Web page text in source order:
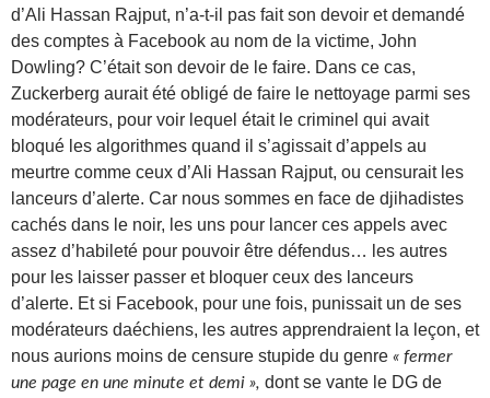
d’Ali Hassan Rajput, n’a-t-il pas fait son devoir et demandé
des comptes à Facebook au nom de la victime, John
Dowling? C’était son devoir de le faire. Dans ce cas,
Zuckerberg aurait été obligé de faire le nettoyage parmi ses
modérateurs, pour voir lequel était le criminel qui avait
bloqué les algorithmes quand il s’agissait d’appels au
meurtre comme ceux d’Ali Hassan Rajput, ou censurait les
lanceurs d’alerte. Car nous sommes en face de djihadistes
cachés dans le noir, les uns pour lancer ces appels avec
assez d’habileté pour pouvoir être défendus… les autres
pour les laisser passer et bloquer ceux des lanceurs
d’alerte. Et si Facebook, pour une fois, punissait un de ses
modérateurs daéchiens, les autres apprendraient la leçon, et
nous aurions moins de censure stupide du genre « fermer
une page en une minute et demi », dont se vante le DG de